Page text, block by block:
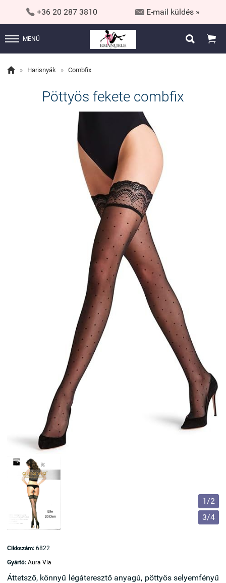
 +36 20 287 3810  E-mail küldés »
MENÜ  
 » Harisnyák » Combfix
Pöttyös fekete combfix
1/2
3/4
Cikkszám: 6822
Gyártó: Aura Via
Áttetsző, könnyű légáteresztő anyagú, pöttyös selyemfényű